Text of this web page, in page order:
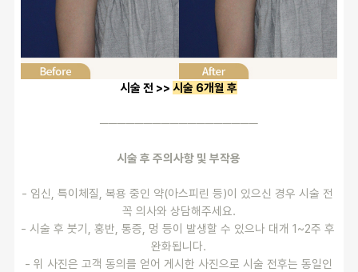
시술 전 >> 시술 6개월 후
──────────────────
시술 후 주의사항 및 부작용
- 임신, 특이체질, 복용 중인 약(아스피린 등)이 있으신 경우 시술 전
꼭 의사와 상담해주세요.
- 시술 후 붓기, 홍반, 통증, 멍 등이 발생할 수 있으나 대개 1~2주 후
완화됩니다.
- 위 사진은 고객 동의를 얻어 게시한 사진으로 시술 전후는 동일인